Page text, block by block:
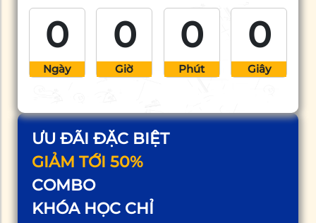
ƯU ĐÃI ĐẶC BIỆT
GIẢM TỚI 50%
COMBO
KHÓA HỌC CHỈ
0
Ngày
0
Giờ
0
Phút
0
Giây